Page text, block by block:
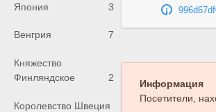
Япония 3
Венгрия 7
Княжество
Финляндское
2
Королевство Швеция
Информация
Посетители,